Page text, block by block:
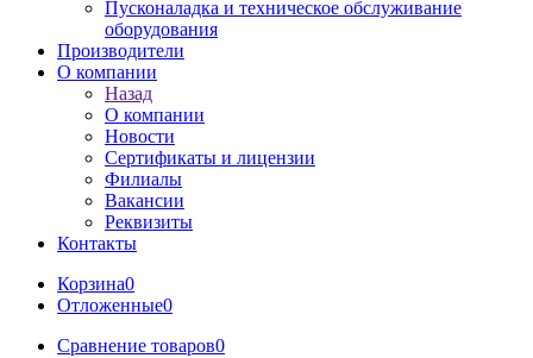
Пусконаладка и техническое обслуживание
оборудования
Производители
О компании
Назад
О компании
Новости
Сертификаты и лицензии
Филиалы
Вакансии
Реквизиты
Контакты
Корзина0
Отложенные0
Сравнение товаров0